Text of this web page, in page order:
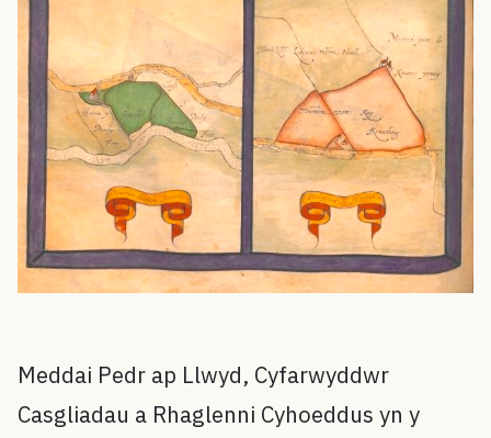
Meddai Pedr ap Llwyd, Cyfarwyddwr
Casgliadau a Rhaglenni Cyhoeddus yn y